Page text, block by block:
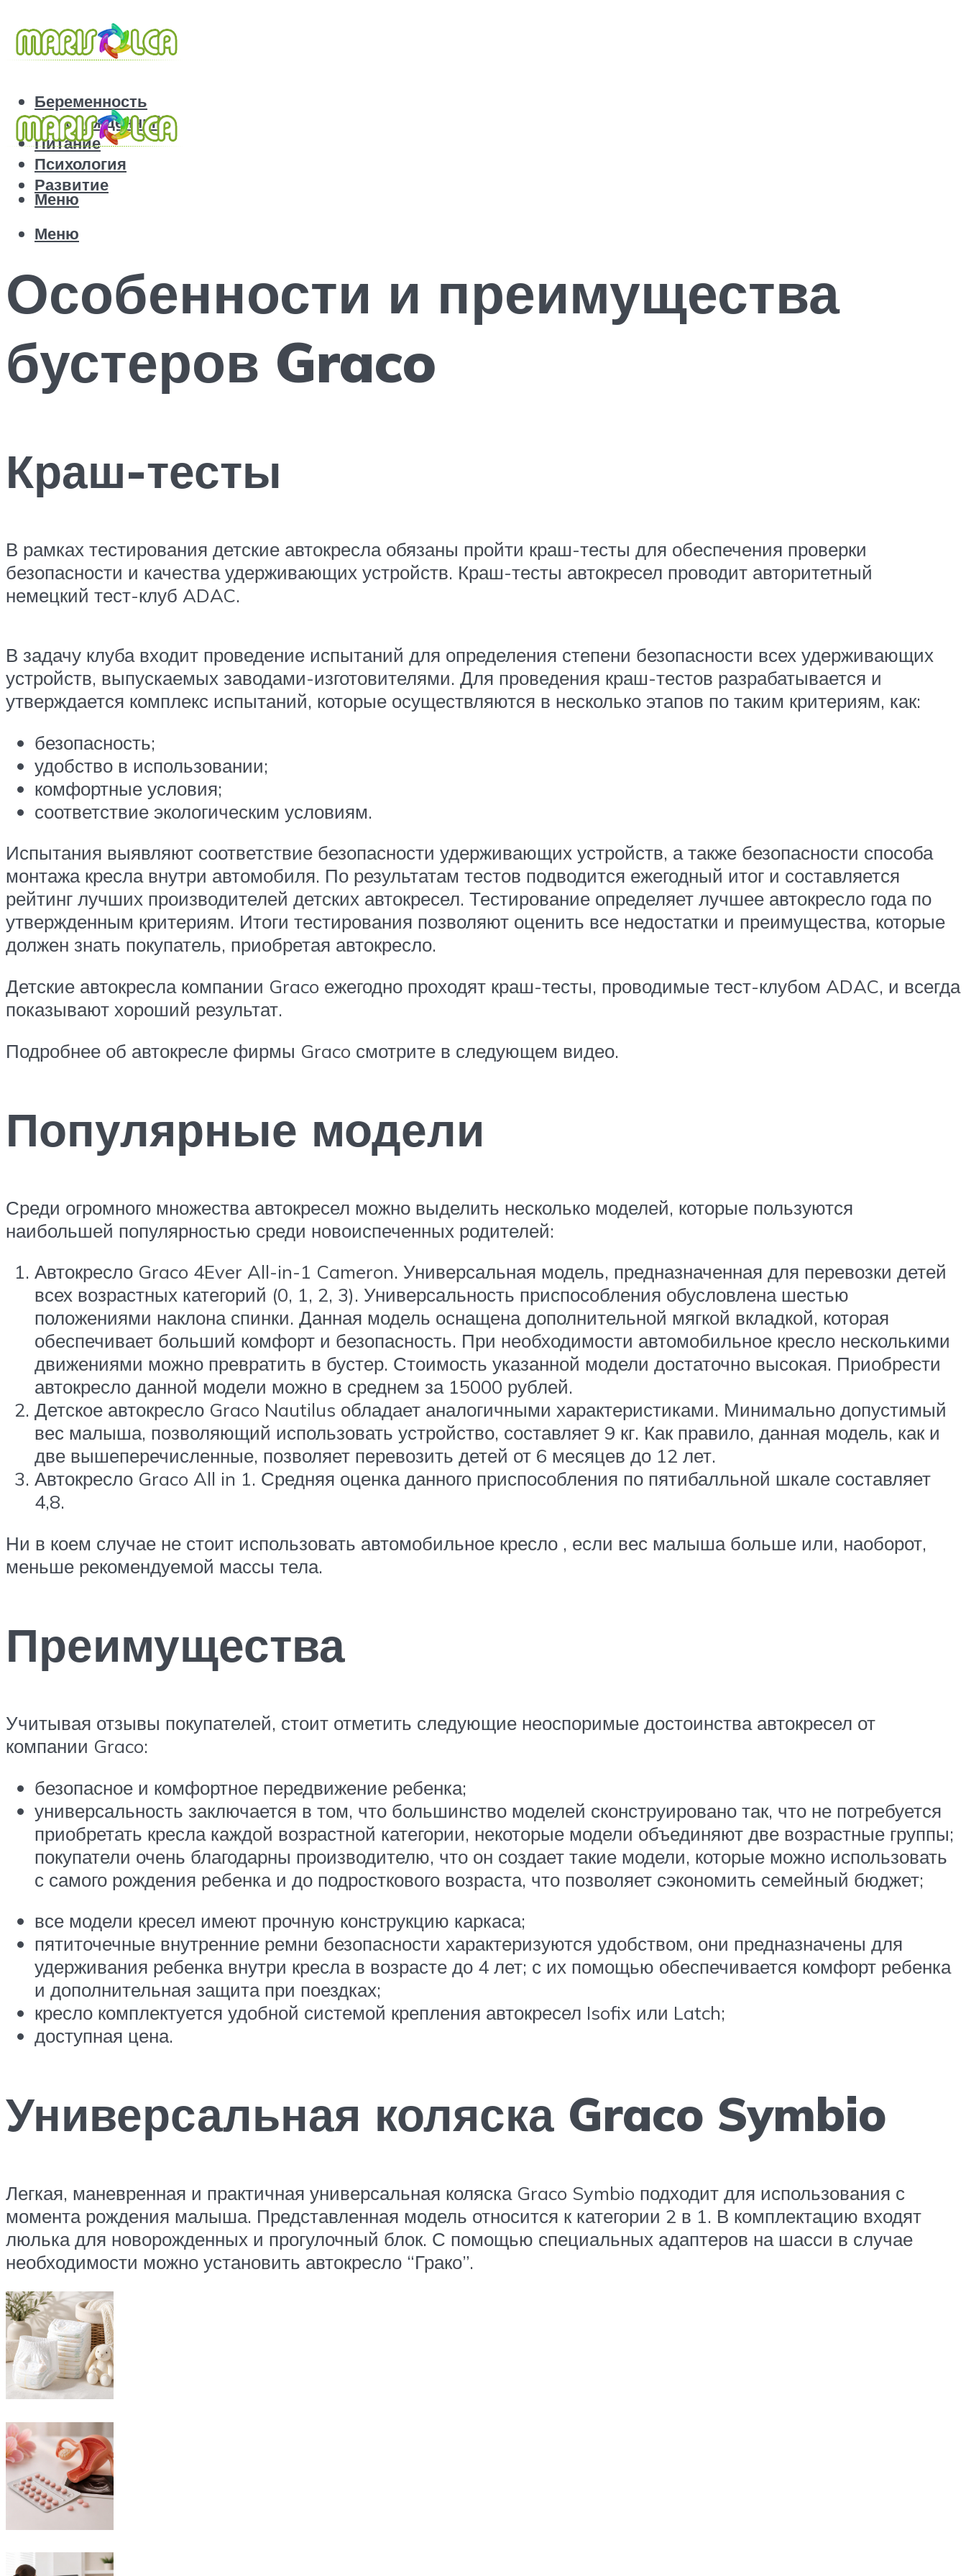
Беременность
Новорожденный
Питание
Психология
Развитие
Меню
Меню
Особенности и преимущества
бустеров Graco
Краш-тесты
В рамках тестирования детские автокресла обязаны пройти краш-тесты для обеспечения проверки
безопасности и качества удерживающих устройств. Краш-тесты автокресел проводит авторитетный
немецкий тест-клуб ADAC.
В задачу клуба входит проведение испытаний для определения степени безопасности всех удерживающих
устройств, выпускаемых заводами-изготовителями. Для проведения краш-тестов разрабатывается и
утверждается комплекс испытаний, которые осуществляются в несколько этапов по таким критериям, как:
безопасность;
удобство в использовании;
комфортные условия;
соответствие экологическим условиям.
Испытания выявляют соответствие безопасности удерживающих устройств, а также безопасности способа
монтажа кресла внутри автомобиля. По результатам тестов подводится ежегодный итог и составляется
рейтинг лучших производителей детских автокресел. Тестирование определяет лучшее автокресло года по
утвержденным критериям. Итоги тестирования позволяют оценить все недостатки и преимущества, которые
должен знать покупатель, приобретая автокресло.
Детские автокресла компании Graco ежегодно проходят краш-тесты, проводимые тест-клубом ADAC, и всегда
показывают хороший результат.
Подробнее об автокресле фирмы Graco смотрите в следующем видео.
Популярные модели
Среди огромного множества автокресел можно выделить несколько моделей, которые пользуются
наибольшей популярностью среди новоиспеченных родителей:
Автокресло Graco 4Ever All-in-1 Cameron. Универсальная модель, предназначенная для перевозки детей
всех возрастных категорий (0, 1, 2, 3). Универсальность приспособления обусловлена шестью
положениями наклона спинки. Данная модель оснащена дополнительной мягкой вкладкой, которая
обеспечивает больший комфорт и безопасность. При необходимости автомобильное кресло несколькими
движениями можно превратить в бустер. Стоимость указанной модели достаточно высокая. Приобрести
автокресло данной модели можно в среднем за 15000 рублей.
Детское автокресло Graco Nautilus обладает аналогичными характеристиками. Минимально допустимый
вес малыша, позволяющий использовать устройство, составляет 9 кг. Как правило, данная модель, как и
две вышеперечисленные, позволяет перевозить детей от 6 месяцев до 12 лет.
Автокресло Graco All in 1. Средняя оценка данного приспособления по пятибалльной шкале составляет
4,8.
Ни в коем случае не стоит использовать автомобильное кресло , если вес малыша больше или, наоборот,
меньше рекомендуемой массы тела.
Преимущества
Учитывая отзывы покупателей, стоит отметить следующие неоспоримые достоинства автокресел от
компании Graco:
безопасное и комфортное передвижение ребенка;
универсальность заключается в том, что большинство моделей сконструировано так, что не потребуется
приобретать кресла каждой возрастной категории, некоторые модели объединяют две возрастные группы;
покупатели очень благодарны производителю, что он создает такие модели, которые можно использовать
с самого рождения ребенка и до подросткового возраста, что позволяет сэкономить семейный бюджет;
все модели кресел имеют прочную конструкцию каркаса;
пятиточечные внутренние ремни безопасности характеризуются удобством, они предназначены для
удерживания ребенка внутри кресла в возрасте до 4 лет; с их помощью обеспечивается комфорт ребенка
и дополнительная защита при поездках;
кресло комплектуется удобной системой крепления автокресел Isofix или Latch;
доступная цена.
Универсальная коляска Graco Symbio
Легкая, маневренная и практичная универсальная коляска Graco Symbio подходит для использования с
момента рождения малыша. Представленная модель относится к категории 2 в 1. В комплектацию входят
люлька для новорожденных и прогулочный блок. С помощью специальных адаптеров на шасси в случае
необходимости можно установить автокресло “Грако”.